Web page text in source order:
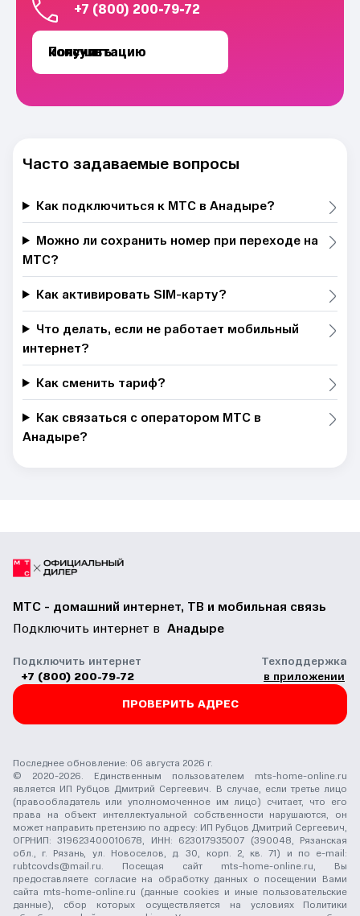
+7 (800) 200-79-72
Получить консультацию
Часто задаваемые вопросы
Как подключиться к МТС в Анадыре?
Можно ли сохранить номер при переходе на
МТС?
Как активировать SIM-карту?
Что делать, если не работает мобильный
интернет?
Как сменить тариф?
Как связаться с оператором МТС в
Анадыре?
МТС - домашний интернет, ТВ и мобильная связь
Подключить интернет в Анадыре
Подключить интернет
+7 (800) 200-79-72
Техподдержка
в приложении
ПРОВЕРИТЬ АДРЕС
Последнее обновление: 06 августа 2026 г.
© 2020-2026. Единственным пользователем mts-home-online.ru
является ИП Рубцов Дмитрий Сергеевич. В случае, если третье лицо
(правообладатель или уполномоченное им лицо) считает, что его
права на объект интеллектуальной собственности нарушаются, он
может направить претензию по адресу: ИП Рубцов Дмитрий Сергеевич,
ОГРНИП: 319623400010678, ИНН: 623017935007 (390048, Рязанская
обл., г. Рязань, ул. Новоселов, д. 30, корп. 2, кв. 71) и по e-mail:
rubtcovds@mail.ru. Посещая сайт mts-home-online.ru, Вы
предоставляете согласие на обработку данных о посещении Вами
сайта mts-home-online.ru (данные cookies и иные пользовательские
данные), сбор которых осуществляется на условиях Политики